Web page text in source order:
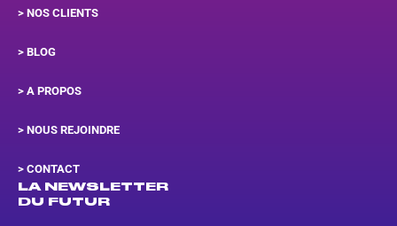
> NOS CLIENTS
> BLOG
> A PROPOS
> NOUS REJOINDRE
> CONTACT
LA NEWSLETTER
DU FUTUR